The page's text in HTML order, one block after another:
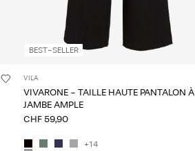
BEST-SELLER
VILA
VIVARONE - TAILLE HAUTE PANTALON À
JAMBE AMPLE
CHF 59,90
+14